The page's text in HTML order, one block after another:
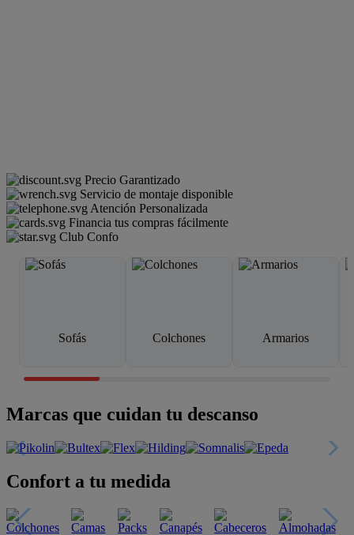
Precio Garantizado
Servicio de montaje disponible
Atención Personalizada
Financia tus compras fácilmente
Club Confo
Sofás Colchones Armarios
Marcas que cuidan tu descanso
Confort a tu medida